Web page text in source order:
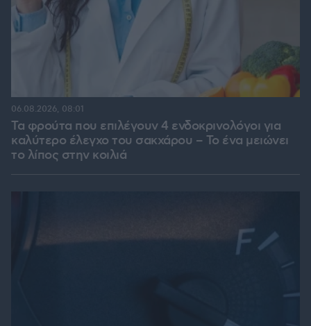
Τα φρούτα που επιλέγουν 4 ενδοκρινολόγοι για
καλύτερο έλεγχο του σακχάρου – Το ένα μειώνει
το λίπος στην κοιλιά
06.08.2026, 08:01